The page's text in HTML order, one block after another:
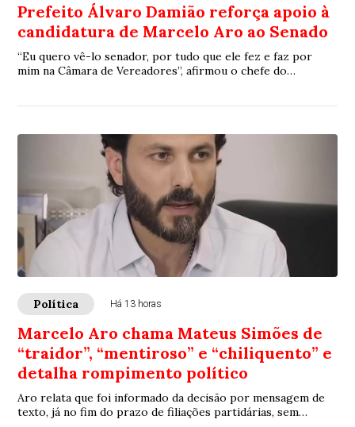
Prefeito Álvaro Damião reforça apoio à
candidatura de Marcelo Aro ao Senado
“Eu quero vê-lo senador, por tudo que ele fez e faz por
mim na Câmara de Vereadores”, afirmou o chefe do
Política Há 13 horas
Marcelo Aro chama Mateus Simões de
“traidor”, “mentiroso” e “chiliquento” e
detalha rompimento político
Aro relata que foi informado da decisão por mensagem de
texto, já no fim do prazo de filiações partidárias, sem